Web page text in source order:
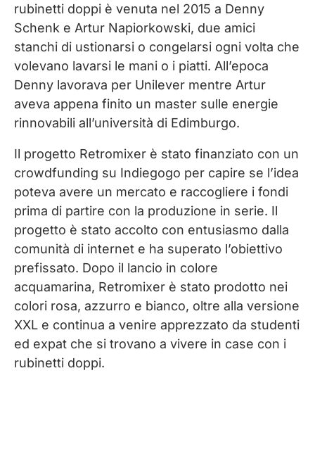
rubinetti doppi è venuta nel 2015 a Denny
Schenk e Artur Napiorkowski, due amici
stanchi di ustionarsi o congelarsi ogni volta che
volevano lavarsi le mani o i piatti. All’epoca
Denny lavorava per Unilever mentre Artur
aveva appena finito un master sulle energie
rinnovabili all’università di Edimburgo.
Il progetto Retromixer è stato finanziato con un
crowdfunding su Indiegogo per capire se l’idea
poteva avere un mercato e raccogliere i fondi
prima di partire con la produzione in serie. Il
progetto è stato accolto con entusiasmo dalla
comunità di internet e ha superato l’obiettivo
prefissato. Dopo il lancio in colore
acquamarina, Retromixer è stato prodotto nei
colori rosa, azzurro e bianco, oltre alla versione
XXL e continua a venire apprezzato da studenti
ed expat che si trovano a vivere in case con i
rubinetti doppi.